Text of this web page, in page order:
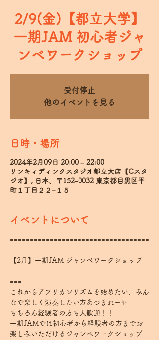
2/9(金)【都立大学】
一期JAM 初心者ジャ
ンベワークショップ
受付停止
他のイベントを見る
日時・場所
2024年2月09日 20:00 – 22:00
リンキィディンクスタジオ都立大店【Cスタ
ジオ】, 日本、〒152-0032 東京都目黒区平
町１丁目２２−１５
イベントについて
===================================
===
【2月】一期JAM ジャンベワークショップ
===================================
===
これからアフリカンリズムを始めたい、みん
なで楽しく演奏したい方あつまれー✨
もちろん経験者の方も大歓迎！！
一期JAMでは初心者から経験者の方までお
楽しみいただけるジャンベワークショップ